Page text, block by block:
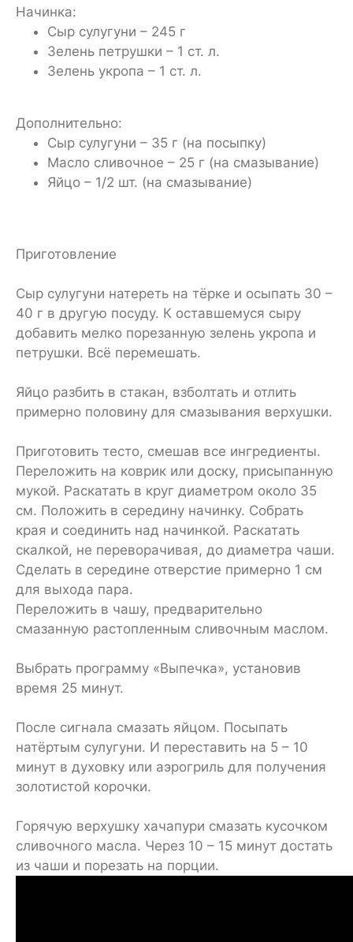
Начинка:
Сыр сулугуни – 245 г
Зелень петрушки – 1 ст. л.
Зелень укропа – 1 ст. л.
Дополнительно:
Сыр сулугуни – 35 г (на посыпку)
Масло сливочное – 25 г (на смазывание)
Яйцо – 1/2 шт. (на смазывание)
Приготовление
Сыр сулугуни натереть на тёрке и осыпать 30 –
40 г в другую посуду. К оставшемуся сыру
добавить мелко порезанную зелень укропа и
петрушки. Всё перемешать.
Яйцо разбить в стакан, взболтать и отлить
примерно половину для смазывания верхушки.
Приготовить тесто, смешав все ингредиенты.
Переложить на коврик или доску, присыпанную
мукой. Раскатать в круг диаметром около 35
см. Положить в середину начинку. Собрать
края и соединить над начинкой. Раскатать
скалкой, не переворачивая, до диаметра чаши.
Сделать в середине отверстие примерно 1 см
для выхода пара.
Переложить в чашу, предварительно
смазанную растопленным сливочным маслом.
Выбрать программу «Выпечка», установив
время 25 минут.
После сигнала смазать яйцом. Посыпать
натёртым сулугуни. И переставить на 5 – 10
минут в духовку или аэрогриль для получения
золотистой корочки.
Горячую верхушку хачапури смазать кусочком
сливочного масла. Через 10 – 15 минут достать
из чаши и порезать на порции.